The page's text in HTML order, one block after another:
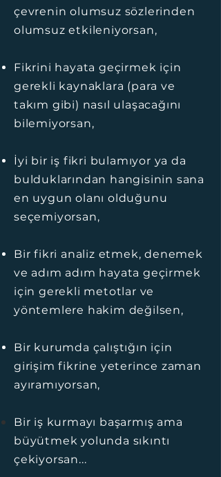
çevrenin olumsuz sözlerinden
olumsuz etkileniyorsan,
Fikrini hayata geçirmek için
gerekli kaynaklara (para ve
takım gibi) nasıl ulaşacağını
bilemiyorsan,
İyi bir iş fikri bulamıyor ya da
bulduklarından hangisinin sana
en uygun olanı olduğunu
seçemiyorsan,
Bir fikri analiz etmek, denemek
ve adım adım hayata geçirmek
için gerekli metotlar ve
yöntemlere hakim değilsen,
Bir kurumda çalıştığın için
girişim fikrine yeterince zaman
ayıramıyorsan,
Bir iş kurmayı başarmış ama
büyütmek yolunda sıkıntı
çekiyorsan...